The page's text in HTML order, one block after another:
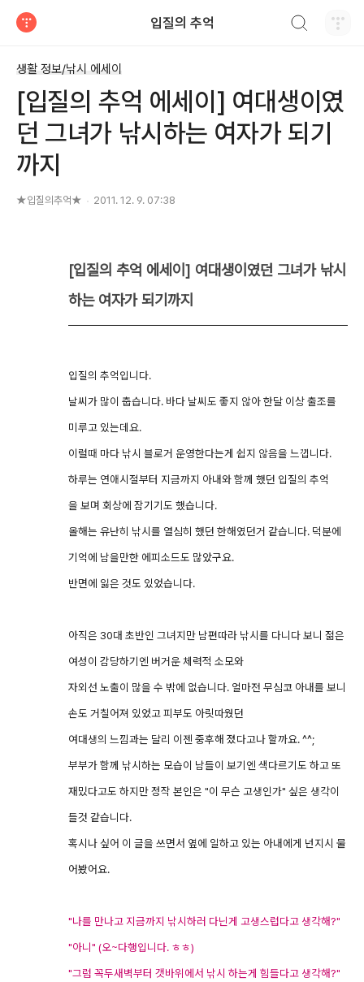
입질의 추억
생활 정보/낚시 에세이
[입질의 추억 에세이] 여대생이였
던 그녀가 낚시하는 여자가 되기
까지
★입질의추억★ 2011. 12. 9. 07:38
[입질의 추억 에세이] 여대생이였던 그녀가 낚시
하는 여자가 되기까지
입질의 추억입니다.
날씨가 많이 춥습니다. 바다 날씨도 좋지 않아 한달 이상 출조를
미루고 있는데요.
이럴때 마다 낚시 블로거 운영한다는게 쉽지 않음을 느낍니다.
하루는 연애시절부터 지금까지 아내와 함께 했던 입질의 추억
을 보며 회상에 잠기기도 했습니다.
올해는 유난히 낚시를 열심히 했던 한해였던거 같습니다. 덕분에
기억에 남을만한 에피소드도 많았구요.
반면에 잃은 것도 있었습니다.
아직은 30대 초반인 그녀지만 남편따라 낚시를 다니다 보니 젊은
여성이 감당하기엔 버거운 체력적 소모와
자외선 노출이 많을 수 밖에 없습니다. 얼마전 무심코 아내를 보니
손도 거칠어져 있었고 피부도 아릿따웠던
여대생의 느낌과는 달리 이젠 중후해 졌다고나 할까요. ^^;
부부가 함께 낚시하는 모습이 남들이 보기엔 색다르기도 하고 또
재밌다고도 하지만 정작 본인은 "이 무슨 고생인가" 싶은 생각이
들것 같습니다.
혹시나 싶어 이 글을 쓰면서 옆에 일하고 있는 아내에게 넌지시 물
어봤어요.
"나를 만나고 지금까지 낚시하러 다닌게 고생스럽다고 생각해?"
"아니" (오~다행입니다. ㅎㅎ)
"그럼 꼭두새벽부터 갯바위에서 낚시 하는게 힘들다고 생각해?"